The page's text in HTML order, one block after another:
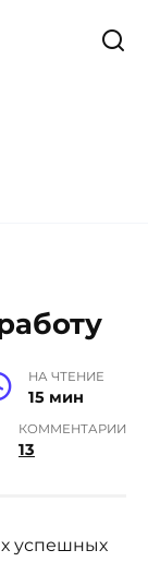
НА ЧТЕНИЕ
15 мин
КОММЕНТАРИИ
13
успешных